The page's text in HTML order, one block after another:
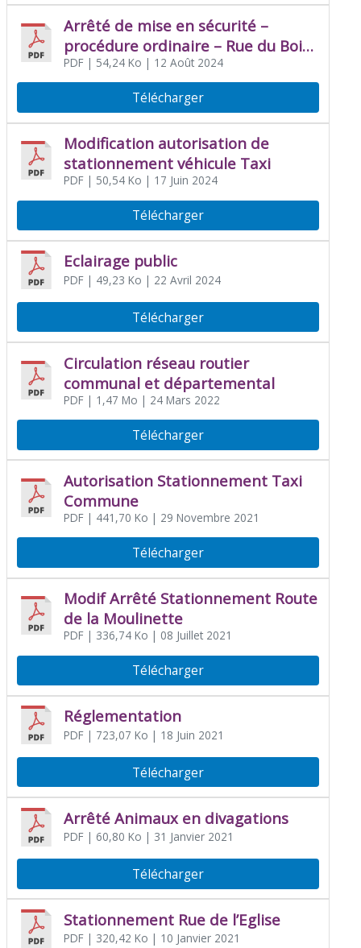
Arrêté de mise en sécurité –
procédure ordinaire – Rue du Bois
Jean Gou
PDF| 54,24 Ko | 12 Août 2024
Télécharger
Modification autorisation de
stationnement véhicule Taxi
PDF| 50,54 Ko | 17 Juin 2024
Télécharger
Eclairage public
PDF| 49,23 Ko | 22 Avril 2024
Télécharger
Circulation réseau routier
communal et départemental
PDF| 1,47 Mo | 24 Mars 2022
Télécharger
Autorisation Stationnement Taxi
Commune
PDF| 441,70 Ko | 29 Novembre 2021
Télécharger
Modif Arrêté Stationnement Route
de la Moulinette
PDF| 336,74 Ko | 08 Juillet 2021
Télécharger
Réglementation
PDF| 723,07 Ko | 18 Juin 2021
Télécharger
Arrêté Animaux en divagations
PDF| 60,80 Ko | 31 Janvier 2021
Télécharger
Stationnement Rue de l’Eglise
PDF| 320,42 Ko | 10 Janvier 2021